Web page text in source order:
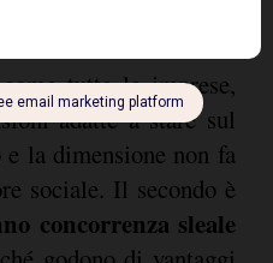
tutte le imprese,
adatte a stare sul
la dimensione non fa
sociale. Il secondo è
concorrenza sleale